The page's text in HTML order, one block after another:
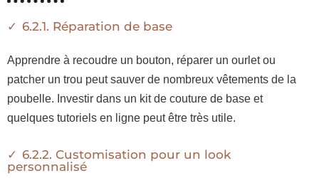
6.2.1. Réparation de base
Apprendre à recoudre un bouton, réparer un ourlet ou
patcher un trou peut sauver de nombreux vêtements de la
poubelle. Investir dans un kit de couture de base et
quelques tutoriels en ligne peut être très utile.
6.2.2. Customisation pour un look
personnalisé